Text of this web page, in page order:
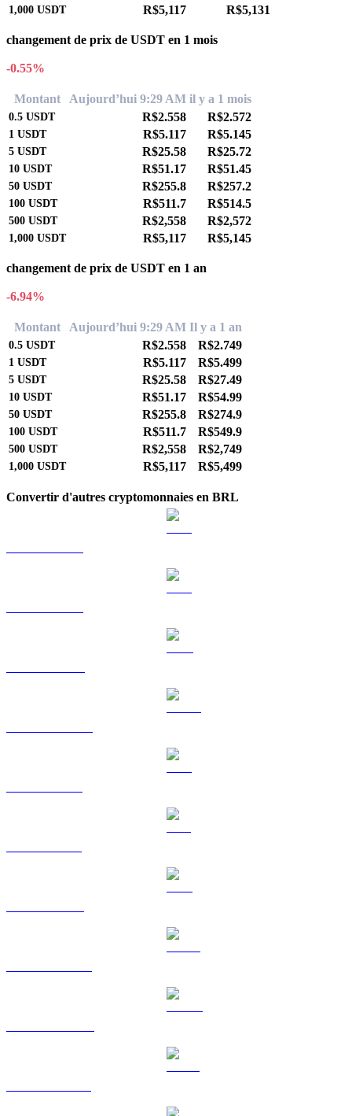
1,000 USDT R$5,117 R$5,131
changement de prix de USDT en 1 mois
-0.55%
Montant Aujourd’hui 9:29 AM il y a 1 mois
0.5 USDT R$2.558 R$2.572
1 USDT R$5.117 R$5.145
5 USDT R$25.58 R$25.72
10 USDT R$51.17 R$51.45
50 USDT R$255.8 R$257.2
100 USDT R$511.7 R$514.5
500 USDT R$2,558 R$2,572
1,000 USDT R$5,117 R$5,145
changement de prix de USDT en 1 an
-6.94%
Montant Aujourd’hui 9:29 AM Il y a 1 an
0.5 USDT R$2.558 R$2.749
1 USDT R$5.117 R$5.499
5 USDT R$25.58 R$27.49
10 USDT R$51.17 R$54.99
50 USDT R$255.8 R$274.9
100 USDT R$511.7 R$549.9
500 USDT R$2,558 R$2,749
1,000 USDT R$5,117 R$5,499
Convertir d'autres cryptomonnaies en BRL